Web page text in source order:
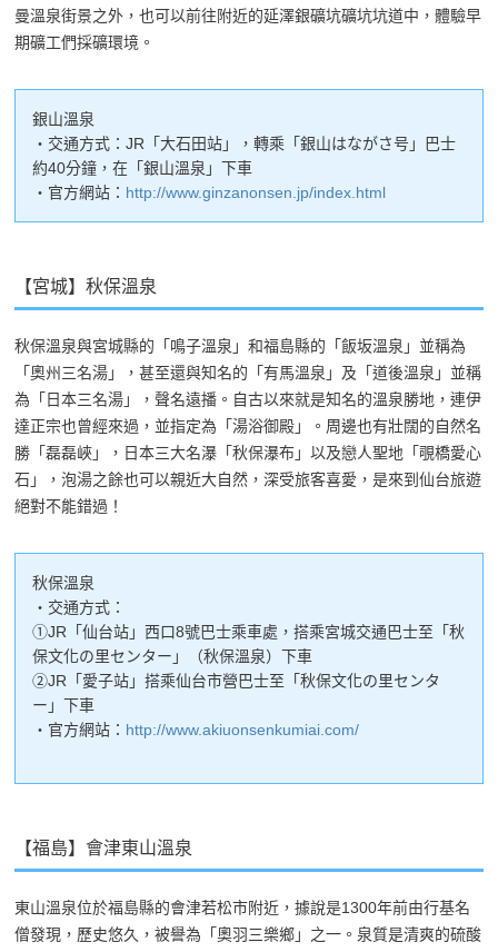
曼溫泉街景之外，也可以前往附近的延澤銀礦坑礦坑坑道中，體驗早
期礦工們採礦環境。
銀山溫泉
・交通方式：JR「大石田站」，轉乘「銀山はながさ号」巴士
約40分鐘，在「銀山溫泉」下車
・官方網站： http://www.ginzanonsen.jp/index.html
【宮城】秋保溫泉
秋保溫泉與宮城縣的「鳴子溫泉」和福島縣的「飯坂溫泉」並稱為
「奧州三名湯」，甚至還與知名的「有馬溫泉」及「道後溫泉」並稱
為「日本三名湯」，聲名遠播。自古以來就是知名的溫泉勝地，連伊
達正宗也曾經來過，並指定為「湯浴御殿」。周邊也有壯闊的自然名
勝「磊磊峽」，日本三大名瀑「秋保瀑布」以及戀人聖地「覗橋愛心
石」，泡湯之餘也可以親近大自然，深受旅客喜愛，是來到仙台旅遊
絕對不能錯過！
秋保溫泉
・交通方式：
①JR「仙台站」西口8號巴士乘車處，搭乘宮城交通巴士至「秋
保文化の里センター」（秋保溫泉）下車
②JR「愛子站」搭乘仙台市營巴士至「秋保文化の里センタ
ー」下車
・官方網站： http://www.akiuonsenkumiai.com/
【福島】會津東山溫泉
東山溫泉位於福島縣的會津若松市附近，據說是1300年前由行基名
僧發現，歷史悠久，被譽為「奧羽三樂鄉」之一。泉質是清爽的硫酸